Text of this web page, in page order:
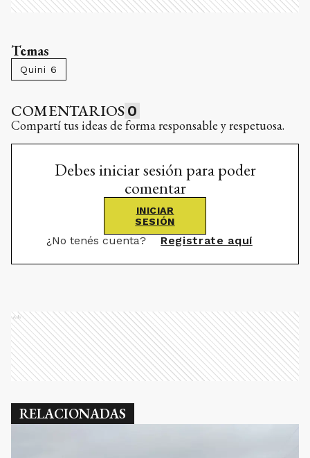
Temas
Quini 6
COMENTARIOS 0
Compartí tus ideas de forma responsable y respetuosa.
Debes iniciar sesión para poder
comentar
INICIAR
SESIÓN
¿No tenés cuenta? Registrate aquí
Ads
RELACIONADAS